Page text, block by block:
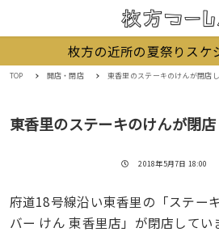
枚方の近所の夏祭りスケ
TOP 開店・閉店 東香里のステーキのけんが閉店
東香里のステーキのけんが閉店
投稿日
2018年5月7日 18:00
府道18号線沿い東香里の「ステー
バー けん 東香里店」が閉店してい